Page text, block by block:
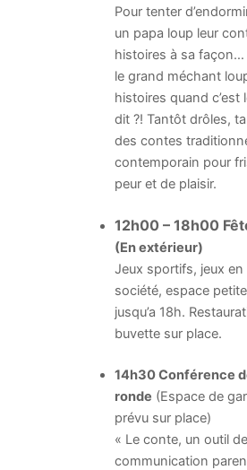
Pour tenter
un papa loup leur
histoires à sa façon…
le grand méchant
histoires quand c’est
dit ?! Tantôt drôles,
des contes
contemporain pour
peur et de plaisir.
12h00 – 18h00
(En extérieur)
Jeux sportifs, jeux en
société, espace
jusqu’a 18h.
buvette sur place.
14h30 Conférence
ronde (Espace de
prévu sur place)
« Le conte, un outil de
communication